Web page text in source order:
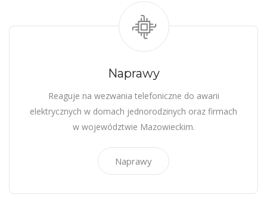
Naprawy
Reaguje na wezwania telefoniczne do awarii
elektrycznych w domach jednorodzinych oraz firmach
w województwie Mazowieckim.
Naprawy